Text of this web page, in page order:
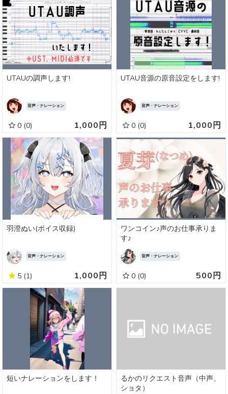
UTAUの調声します!
音声・ナレーション
0 (0) 1,000円
UTAU音源の原音設定をします!
音声・ナレーション
0 (0) 1,000円
羽澄ぬい(ボイス収録)
音声・ナレーション
5 (1) 1,000円
ワンコイン♪声のお仕事承りま
す♪
音声・ナレーション
0 (0) 500円
短いナレーションをします！
るかのリクエスト音声（中声、
ショタ）